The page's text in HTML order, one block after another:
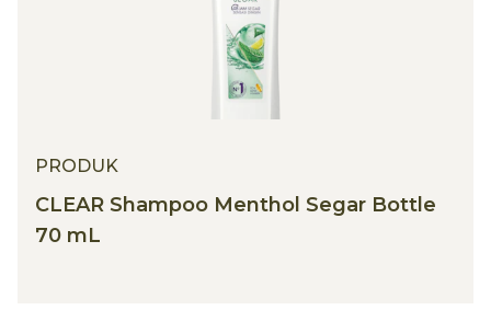
PRODUK
CLEAR Shampoo Menthol Segar Bottle
70 mL